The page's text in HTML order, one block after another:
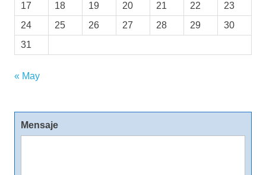
17
18 19 20 21 22
23
24
25 26 27 28 29
30
31
« May
Mensaje